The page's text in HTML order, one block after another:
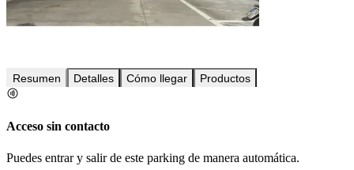
Resumen Detalles Cómo llegar Productos
Acceso sin contacto
Puedes entrar y salir de este parking de manera automática.